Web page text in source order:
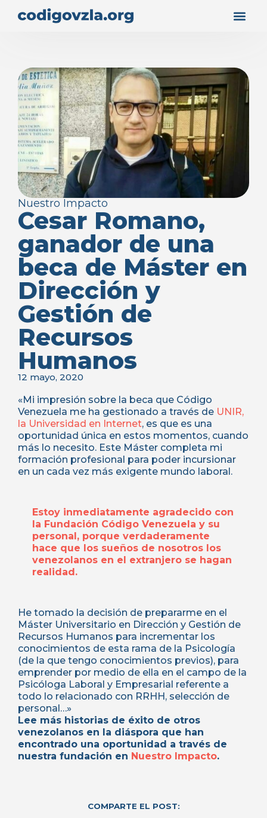
Nuestro Impacto
Cesar Romano,
ganador de una
beca de Máster en
Dirección y
Gestión de
Recursos
Humanos
12 mayo, 2020
«Mi impresión sobre la beca que Código
Venezuela me ha gestionado a través de UNIR,
la Universidad en Internet, es que es una
oportunidad única en estos momentos, cuando
más lo necesito. Este Máster completa mi
formación profesional para poder incursionar
en un cada vez más exigente mundo laboral.
Estoy inmediatamente agradecido con
la Fundación Código Venezuela y su
personal, porque verdaderamente
hace que los sueños de nosotros los
venezolanos en el extranjero se hagan
realidad.
He tomado la decisión de prepararme en el
Máster Universitario en Dirección y Gestión de
Recursos Humanos para incrementar los
conocimientos de esta rama de la Psicología
(de la que tengo conocimientos previos), para
emprender por medio de ella en el campo de la
Psicóloga Laboral y Empresarial referente a
todo lo relacionado con RRHH, selección de
personal…»
Lee más historias de éxito de otros
venezolanos en la diáspora que han
encontrado una oportunidad a través de
nuestra fundación en Nuestro Impacto.
COMPARTE EL POST: